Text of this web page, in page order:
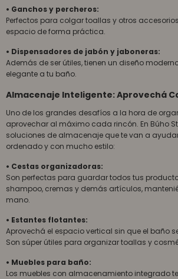
• Ganchos y percheros:
Perfectos para colgar toallas y otros
espacio de forma práctica.
• Dispensadores de jabón y jaboneras:
Además de ser útiles, tienen un diseño
elegante a tu baño.
Almacenaje Inteligente: Aprovechá
Uno de los grandes desafíos a la hora de
aprovechar al máximo cada rincón. En Búho
soluciones de almacenaje que te van a
ordenado y con mucho estilo:
• Cestas organizadoras:
Son perfectas para guardar todos tus
shampoo, cremas y demás artículos,
mano.
• Estantes flotantes:
Aprovechá el espacio vertical sin que el baño
Son súper útiles para organizar toallas y
• Muebles para baño:
Los muebles con almacenamiento integrado